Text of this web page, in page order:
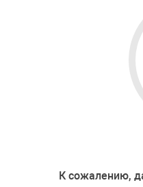
К сожалению,